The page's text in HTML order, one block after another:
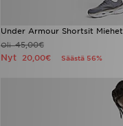
Under Armour Shortsit Miehet
Oli45,00€
Nyt 20,00€ Säästä 56%